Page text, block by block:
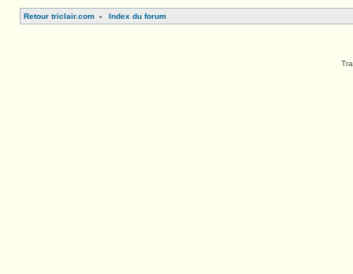
Retour triclair.com - Index du forum